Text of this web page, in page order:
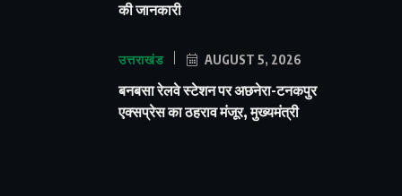
की जानकारी
उत्तराखंड AUGUST 5, 2026
बनबसा रेलवे स्टेशन पर अछनेरा-टनकपुर
एक्सप्रेस का ठहराव मंजूर, मुख्यमंत्री